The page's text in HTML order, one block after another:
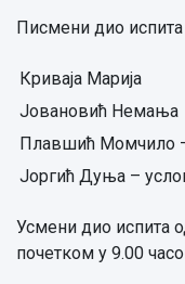
Писмени дио
Криваја Марија
Јовановић Немања
Плавшић Момчило
Јоргић Дуња –
Усмени дио испита
почетком у 9.00